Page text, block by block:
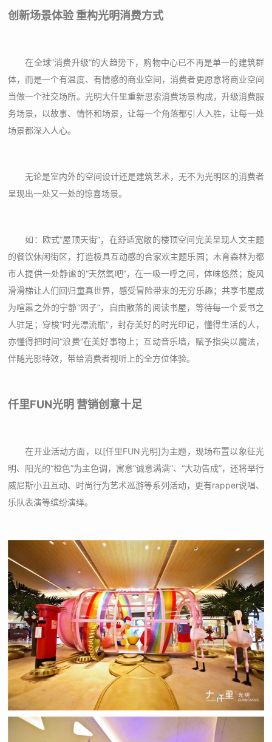
创新场景体验 重构光明消费方式
在全球“消费升级”的大趋势下，购物中心已不再是单一的建筑群
体，而是一个有温度、有情感的商业空间，消费者更愿意将商业空间
当做一个社交场所。光明大仟里重新思索消费场景构成，升级消费服
务场景，以故事、情怀和场景，让每一个角落都引人入胜，让每一处
场景都深入人心。
无论是室内外的空间设计还是建筑艺术，无不为光明区的消费者
呈现出一处又一处的惊喜场景。
如：欧式“屋顶天街”，在舒适宽敞的楼顶空间完美呈现人文主题
的餐饮休闲街区，打造极具互动感的合家欢主题乐园；木育森林为都
市人提供一处静谧的“天然氧吧”，在一吸一呼之间，体味悠然；旋风
滑滑梯让人们回归童真世界，感受冒险带来的无穷乐趣；共享书屋成
为喧嚣之外的宁静“因子”，自由散落的阅读书屋，等待每一个爱书之
人驻足；穿梭“时光漂流瓶”，封存美好的时光印记，懂得生活的人，
亦懂得把时间“浪费”在美好事物上；互动音乐墙，赋予指尖以魔法，
伴随光影特效，带给消费者视听上的全方位体验。
仟里FUN光明 营销创意十足
在开业活动方面，以[仟里FUN光明]为主题，现场布置以象征光
明、阳光的“橙色”为主色调，寓意“诚意满满”、“大功告成”，还将举行
威尼斯小丑互动、时尚行为艺术巡游等系列活动，更有rapper说唱、
乐队表演等缤纷演绎。